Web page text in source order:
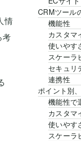
情
考
CRMツール
機能性
カスタマ
使いやす
スケーラ
セキュリ
連携性
ポイント別
機能性で
カスタマ
使いやす
スケーラ